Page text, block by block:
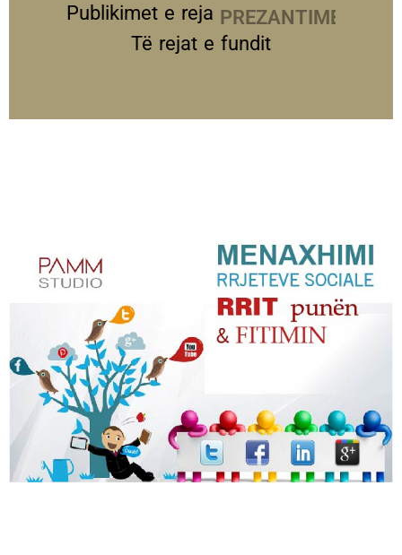
Publikimet e reja PREZANTIME
Të rejat e fundit